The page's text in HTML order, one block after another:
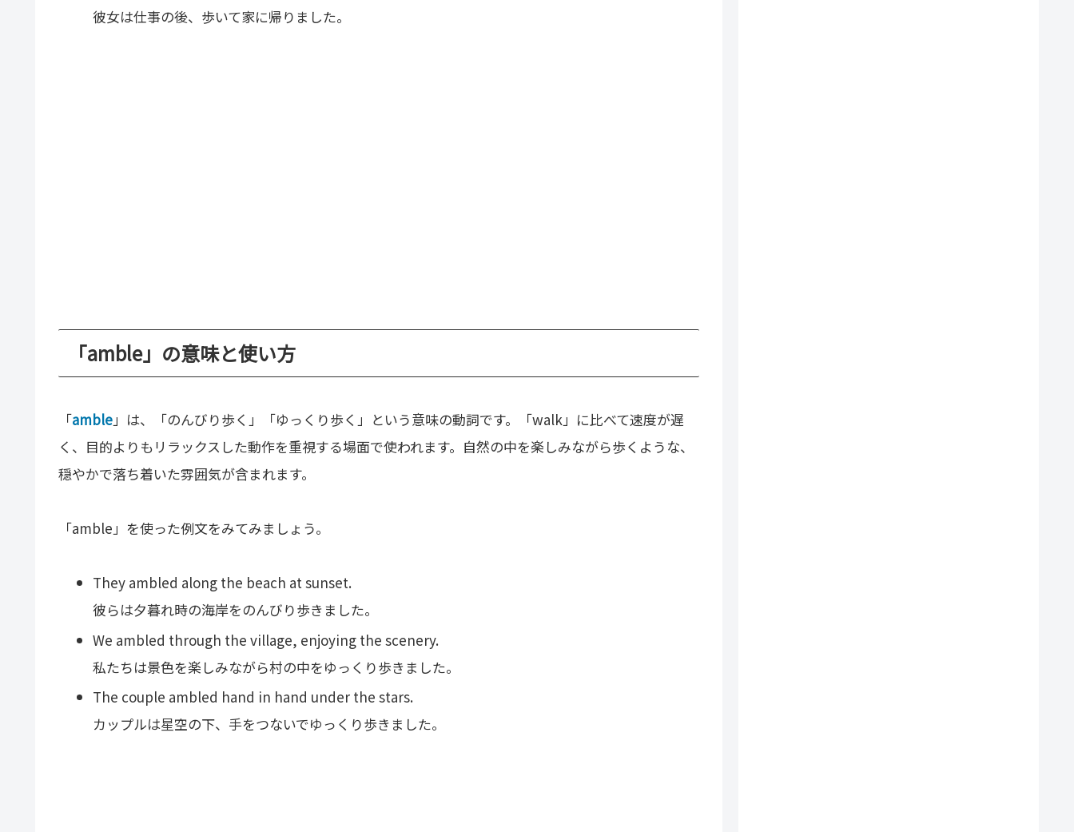
彼女は仕事の後、歩いて家に帰りました。
「amble」の意味と使い方
「amble」は、「のんびり歩く」「ゆっくり歩く」という意味の動詞です。「walk」に比べて速度が遅
く、目的よりもリラックスした動作を重視する場面で使われます。自然の中を楽しみながら歩くような、
穏やかで落ち着いた雰囲気が含まれます。
「amble」を使った例文をみてみましょう。
They ambled along the beach at sunset.
彼らは夕暮れ時の海岸をのんびり歩きました。
We ambled through the village, enjoying the scenery.
私たちは景色を楽しみながら村の中をゆっくり歩きました。
The couple ambled hand in hand under the stars.
カップルは星空の下、手をつないでゆっくり歩きました。